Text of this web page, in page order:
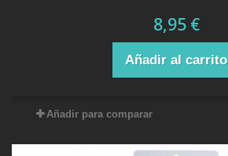
8,95 €
Añadir al carrito
Añadir para comparar